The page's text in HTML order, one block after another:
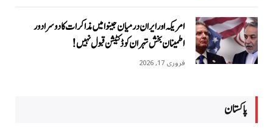
امریکہ اور ایران درمیان جینوا میں مذاکرات کا دوسرا دور
اطمینان بخش تہران کو ڈکٹیشن قبول نہیں!
فروری 17, 2026
پاکستان